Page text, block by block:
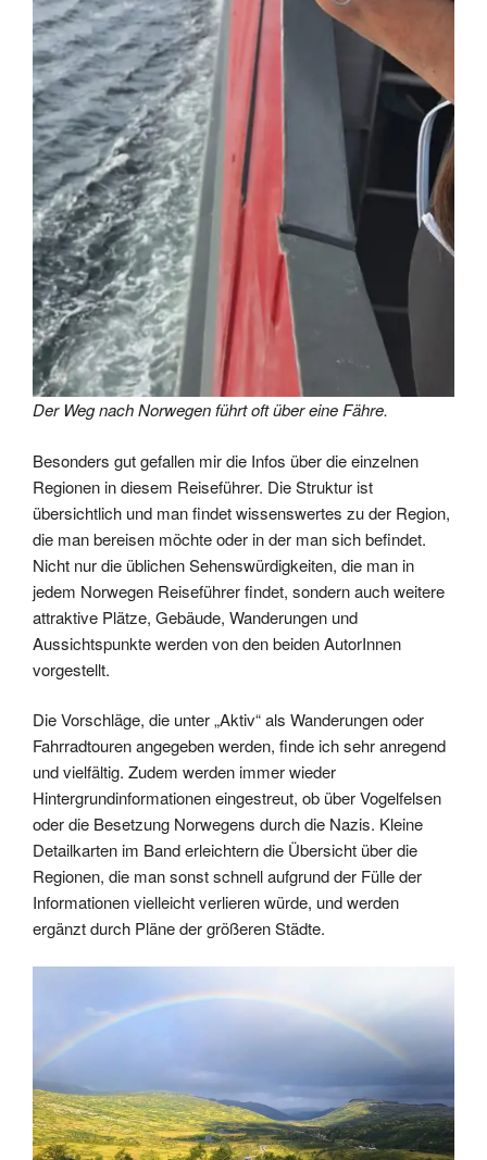
Der Weg nach Norwegen führt oft über eine Fähre.
Besonders gut gefallen mir die Infos über die einzelnen
Regionen in diesem Reiseführer. Die Struktur ist
übersichtlich und man findet wissenswertes zu der Region,
die man bereisen möchte oder in der man sich befindet.
Nicht nur die üblichen Sehenswürdigkeiten, die man in
jedem Norwegen Reiseführer findet, sondern auch weitere
attraktive Plätze, Gebäude, Wanderungen und
Aussichtspunkte werden von den beiden AutorInnen
vorgestellt.
Die Vorschläge, die unter „Aktiv“ als Wanderungen oder
Fahrradtouren angegeben werden, finde ich sehr anregend
und vielfältig. Zudem werden immer wieder
Hintergrundinformationen eingestreut, ob über Vogelfelsen
oder die Besetzung Norwegens durch die Nazis. Kleine
Detailkarten im Band erleichtern die Übersicht über die
Regionen, die man sonst schnell aufgrund der Fülle der
Informationen vielleicht verlieren würde, und werden
ergänzt durch Pläne der größeren Städte.